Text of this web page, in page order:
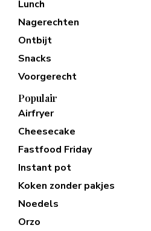
Lunch
Nagerechten
Ontbijt
Snacks
Voorgerecht
Populair
Airfryer
Cheesecake
Fastfood Friday
Instant pot
Koken zonder pakjes
Noedels
Orzo